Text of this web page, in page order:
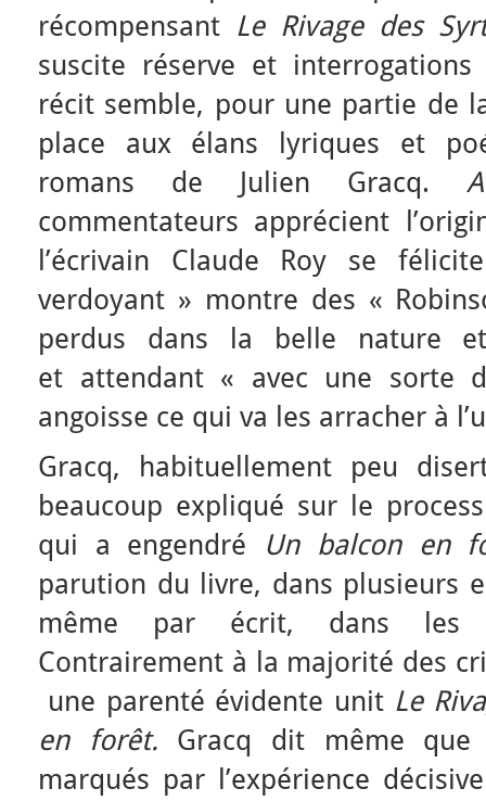
récompensant Le Rivage des
suscite réserve et
récit semble, pour une partie de
place aux élans lyriques et
romans de Julien Gracq.
commentateurs apprécient
l’écrivain Claude Roy se
verdoyant » montre des «
perdus dans la belle nature
et attendant « avec une sorte
angoisse ce qui va les arracher à
Gracq, habituellement peu
beaucoup expliqué sur le
qui a engendré Un balcon en
parution du livre, dans plusieurs
même par écrit, dans
Contrairement à la majorité des
une parenté évidente unit Le
en forêt. Gracq dit même
marqués par l’expérience